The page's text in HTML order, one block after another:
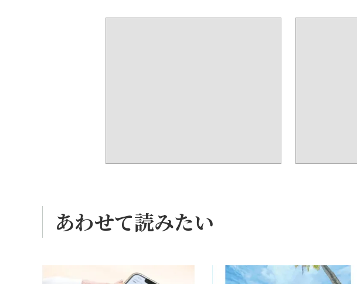
あわせて読みたい